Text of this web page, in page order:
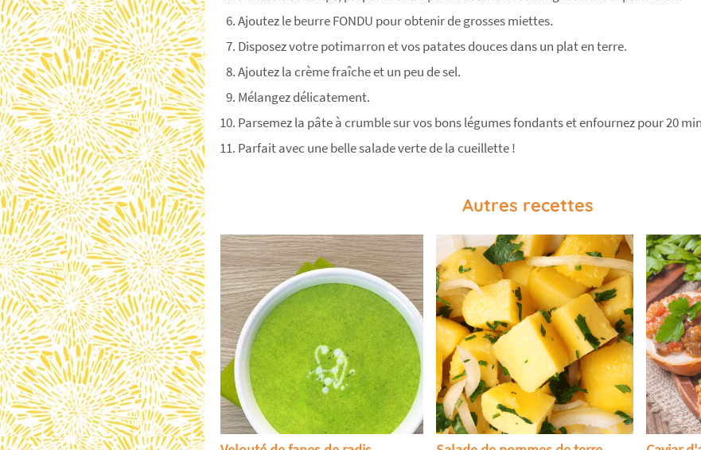
Ajoutez le beurre FONDU pour obtenir de grosses miettes.
Disposez votre potimarron et vos patates douces dans un plat en terre.
Ajoutez la crème fraîche et un peu de sel.
Mélangez délicatement.
Parsemez la pâte à crumble sur vos bons légumes fondants et enfournez pour 20
Parfait avec une belle salade verte de la cueillette !
Autres recettes